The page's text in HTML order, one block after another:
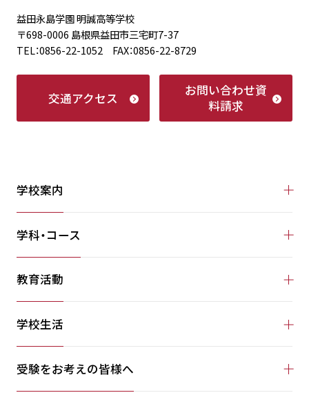
益田永島学園 明誠高等学校
〒698-0006 島根県益田市三宅町7-37
TEL：0856-22-1052 FAX：0856-22-8729
交通アクセス お問い合わせ資
料請求
学校案内
学科・コース
教育活動
学校生活
受験をお考えの皆様へ